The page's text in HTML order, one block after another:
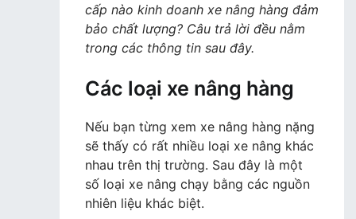
chọn
được
kiểu
phù
công
việc
cấp nào kinh doanh xe nâng hàng đảm
bảo chất lượng? Câu trả lời đều nằm
trong các thông tin sau đây.
Các loại xe nâng hàng
Nếu bạn từng xem xe nâng hàng nặng
sẽ thấy có rất nhiều loại xe nâng khác
nhau trên thị trường. Sau đây là một
số loại xe nâng chạy bằng các nguồn
nhiên liệu khác biệt.